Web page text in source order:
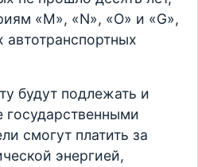
«M», «N», «O» и «G»,
будут подлежать и
государственными
смогут платить за
энергией,